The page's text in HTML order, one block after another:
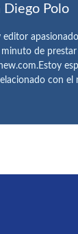
Diego Polo
de
con